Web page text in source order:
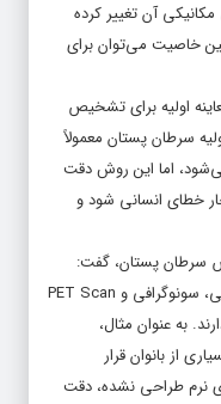
آن تغییر کرده
خاصیت می‌توان برای
اولیه برای تشخیص
سرطان پستان معمولاً
اما این روش دقت
خطای انسانی شود و
سرطان پستان، گفت:
چهار روش اصلی دیگر شامل MRI، ماموگرافی، سونوگرافی و PET Scan
به عنوان مثال،
از بانوان قرار
نرم طراحی نشده، دقت